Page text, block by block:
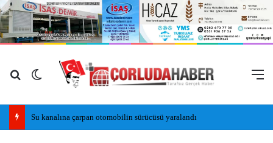
Arama yap ...
Dış görünümü değiştir